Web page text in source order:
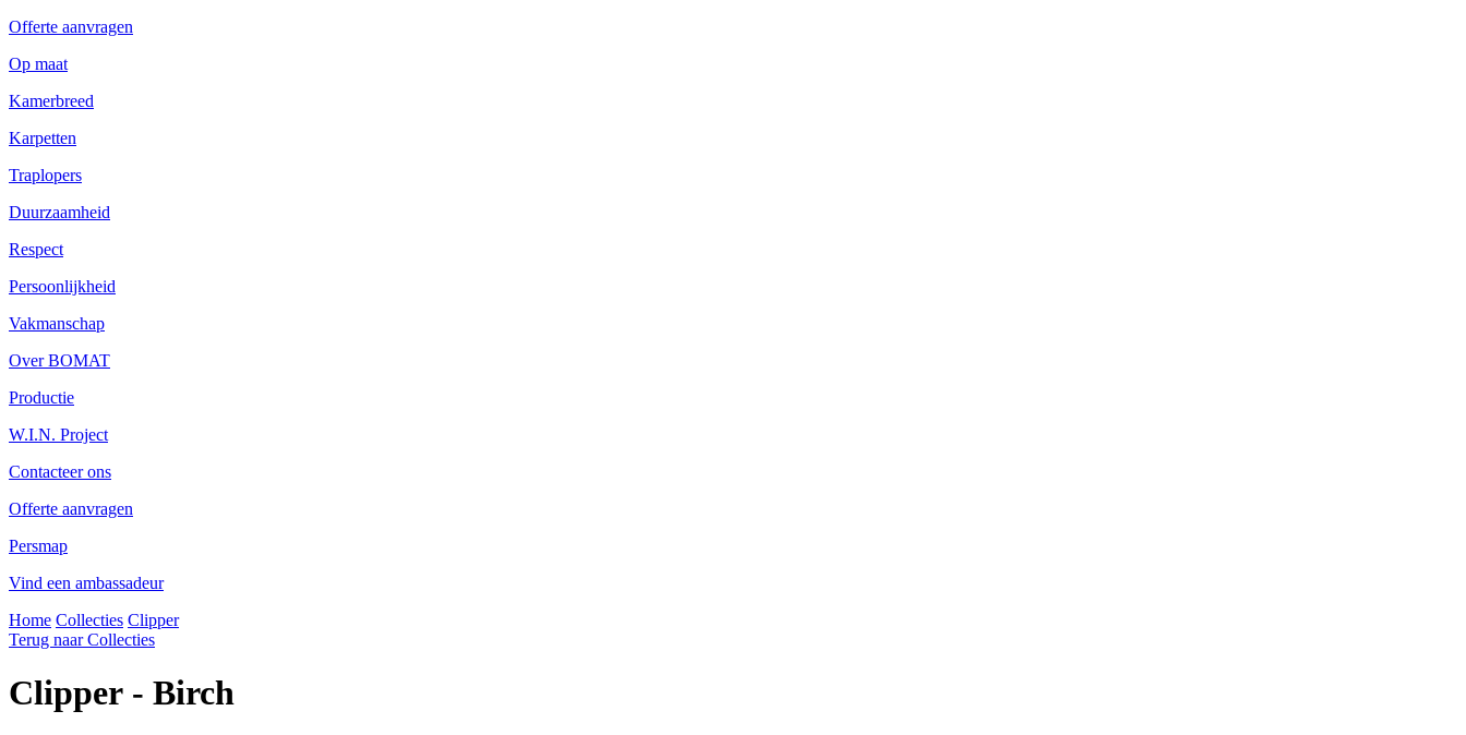
Offerte aanvragen
Op maat
Kamerbreed
Karpetten
Traplopers
Duurzaamheid
Respect
Persoonlijkheid
Vakmanschap
Over BOMAT
Productie
W.I.N. Project
Contacteer ons
Offerte aanvragen
Persmap
Vind een ambassadeur
Home Collecties Clipper
Terug naar Collecties
Clipper - Birch